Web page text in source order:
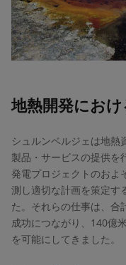
地熱開発にお
シュルンベルジェは地熱
製品・サービスの提供を
発電プロジェクトのおよ
測し適切な計画を策定す
た。それらの仕事は、合
成功につながり、140億
を可能にしてきました。